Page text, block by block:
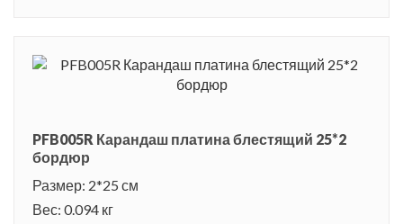
PFB005R Карандаш платина блестящий 25*2
бордюр
Размер: 2*25 см
Вес: 0.094 кг